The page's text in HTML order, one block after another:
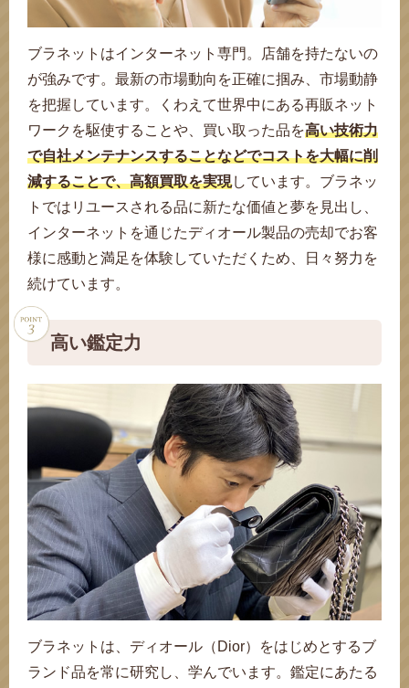
ブラネットはインターネット専門。店舗を持たないの
が強みです。最新の市場動向を正確に掴み、市場動静
を把握しています。くわえて世界中にある再販ネット
ワークを駆使することや、買い取った品を高い技術力
で自社メンテナンスすることなどでコストを大幅に削
減することで、高額買取を実現しています。ブラネッ
トではリユースされる品に新たな価値と夢を見出し、
インターネットを通じたディオール製品の売却でお客
様に感動と満足を体験していただくため、日々努力を
続けています。
高い鑑定力
ブラネットは、ディオール（Dior）をはじめとするブ
ランド品を常に研究し、学んでいます。鑑定にあたる